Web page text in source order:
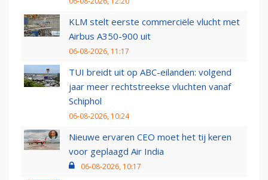
KLM stelt eerste commerciële vlucht met
Airbus A350-900 uit
06-08-2026, 11:17
TUI breidt uit op ABC-eilanden: volgend
jaar meer rechtstreekse vluchten vanaf
Schiphol
06-08-2026, 10:24
Nieuwe ervaren CEO moet het tij keren
voor geplaagd Air India
06-08-2026, 10:17